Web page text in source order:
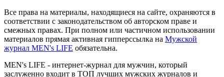
Все права на материалы, находящиеся на сайте, охраняются в
соответствии с законодательством об авторском праве и
смежных правах. При полном или частичном использовании
материалов прямая активная гипперссылка на Мужской
журнал MEN's LIFE обязательна.
MEN's LIFE - интернет-журнал для мужчин, который
заслуженно входит в ТОП лучших мужских журналов и